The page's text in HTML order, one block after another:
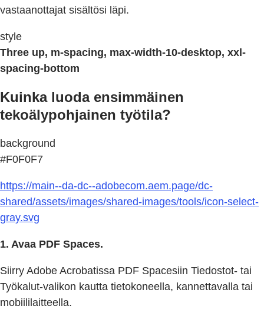
vastaanottajat sisältösi läpi.
style
Three up, m-spacing, max-width-10-desktop, xxl-
spacing-bottom
Kuinka luoda ensimmäinen
tekoälypohjainen työtila?
background
#F0F0F7
https://main--da-dc--adobecom.aem.page/dc-
shared/assets/images/shared-images/tools/icon-select-
gray.svg
1. Avaa PDF Spaces.
Siirry Adobe Acrobatissa PDF Spacesiin Tiedostot- tai
Työkalut-valikon kautta tietokoneella, kannettavalla tai
mobiililaitteella.